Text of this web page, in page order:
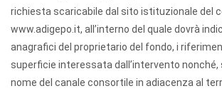
richiesta scaricabile dal sito istituzionale del
www.adigepo.it, all’interno del quale dovrà
anagrafici del proprietario del fondo, i
superficie interessata dall’intervento nonché,
nome del canale consortile in adiacenza al